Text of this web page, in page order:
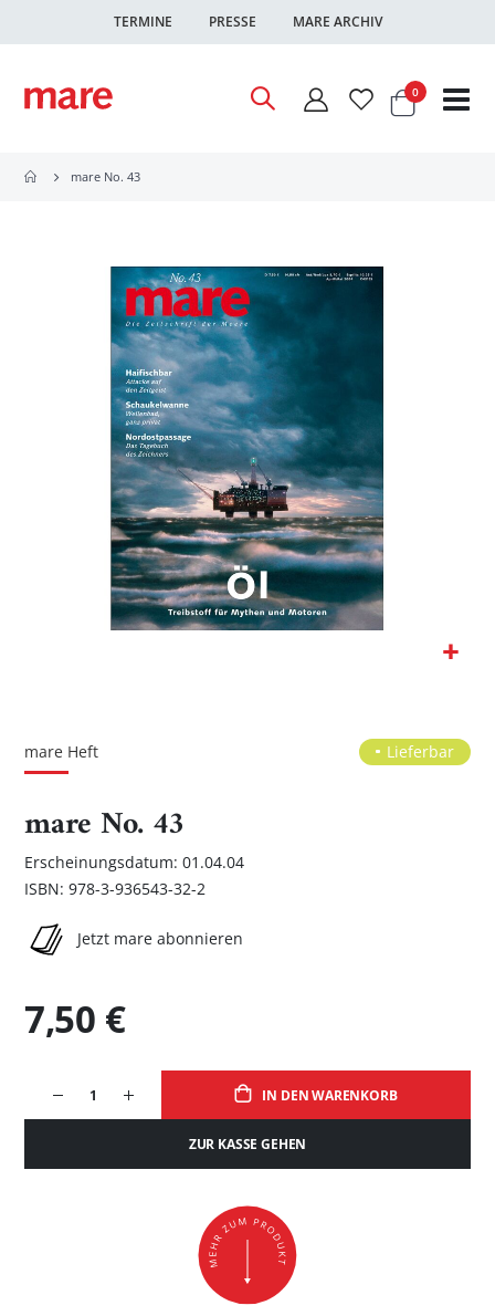
TERMINE PRESSE MARE ARCHIV
Warenkorb
0Artikel
mare No. 43
Bildgalerie
mare Heft Lieferbar
mare No. 43
Erscheinungsdatum: 01.04.04
ISBN: 978-3-936543-32-2
Jetzt mare abonnieren
IN DEN WARENKORB
ZUR KASSE GEHEN
7,50 €